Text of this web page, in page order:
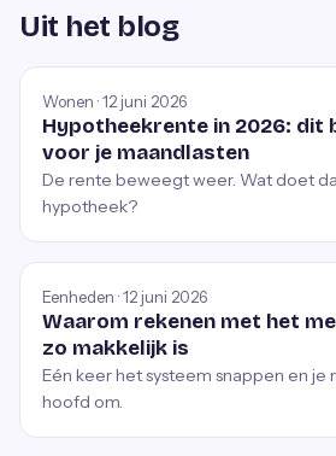
Uit het blog
Wonen · 12 juni 2026
Hypotheekrente in 2026: dit
voor je maandlasten
De rente beweegt weer. Wat doet
hypotheek?
Eenheden · 12 juni 2026
Waarom rekenen met het
zo makkelijk is
Eén keer het systeem snappen en je
hoofd om.